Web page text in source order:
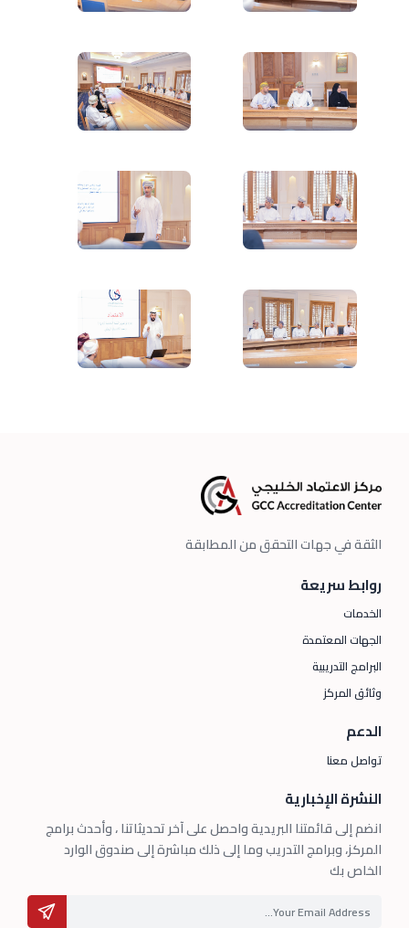
الثقة في جهات التحقق من المطابقة
روابط سريعة
الخدمات
الجهات المعتمدة
البرامج التدريبية
وثائق المركز
الدعم
تواصل معنا
النشرة الإخبارية
انضم إلى قائمتنا البريدية واحصل على آخر تحديثاتنا ، وأحدث برامج
المركز، وبرامج التدريب وما إلى ذلك مباشرة إلى صندوق الوارد
الخاص بك